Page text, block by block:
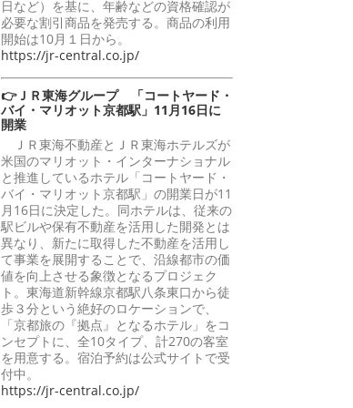
日など）を基に、年齢などの資格確認が
必要な割引商品を発売する。商品の利用
開始は10月１日から。
https://jr-central.co.jp/
👉ＪＲ東海グループ 「コートヤード・
バイ・マリオット京都駅」11月16日に
開業
ＪＲ東海不動産とＪＲ東海ホテルズが
米国のマリオット・インターナショナル
と推進しているホテル「コートヤード・
バイ・マリオット京都駅」の開業日が11
月16日に決定した。同ホテルは、従来の
駅ビルや保有不動産を活用した開発とは
異なり、新たに取得した不動産を活用し
て事業を展開することで、沿線都市の価
値を向上させる象徴となるプロジェク
ト。東海道新幹線京都駅八条東口から徒
歩３分という絶好のロケーションで、
「京都旅の『拠点』となるホテル」をコ
ンセプトに、全10タイプ、計270の客室
を用意する。宿泊予約は公式サイトで受
付中。
https://jr-central.co.jp/